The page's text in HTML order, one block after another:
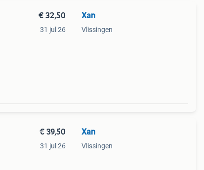
€ 32,50
31 jul 26
Xan
Vlissingen
€ 39,50
31 jul 26
Xan
Vlissingen